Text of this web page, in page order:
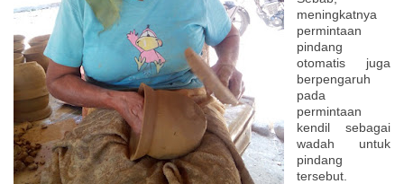
meningkatnya
permintaan
pindang
otomatis juga
berpengaruh
pada
permintaan
kendil sebagai
wadah untuk
pindang
tersebut.